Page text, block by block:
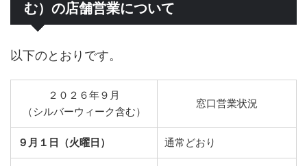
む）の店舗営業について
以下のとおりです。
２０２６年９月
（シルバーウィーク含む）
窓口営業状況
９月１日（火曜日） 通常どおり